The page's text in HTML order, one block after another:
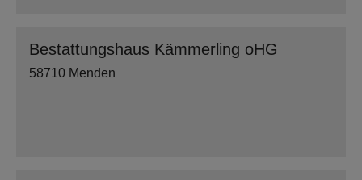
Bestattungshaus Kämmerling oHG
58710 Menden